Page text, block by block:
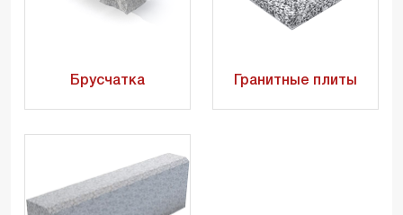
Брусчатка Гранитные плиты